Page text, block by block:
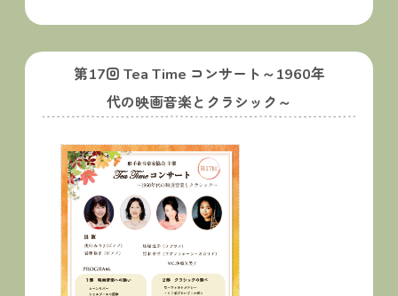
第17回 Tea Time コンサート～1960年
代の映画音楽とクラシック～